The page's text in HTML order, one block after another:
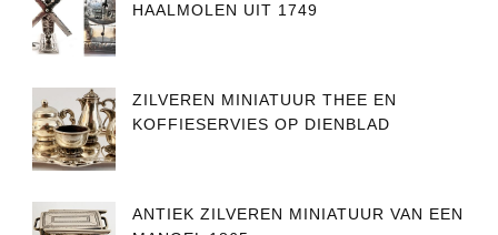
HAALMOLEN UIT 1749
ZILVEREN MINIATUUR THEE EN
KOFFIESERVIES OP DIENBLAD
ANTIEK ZILVEREN MINIATUUR VAN EEN